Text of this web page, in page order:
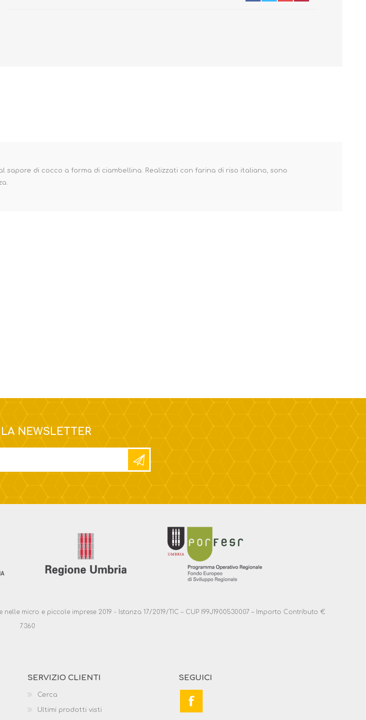
al sapore di cocco a forma di ciambellina. Realizzati con farina di riso italiano, sono
NEWSLETTER
nelle micro e piccole imprese 2019 - Istanza 17/2019/TIC – CUP I99J1900530007 – Importo Contributo €
7.360
SERVIZIO CLIENTI
Cerca
Ultimi prodotti visti
SEGUICI